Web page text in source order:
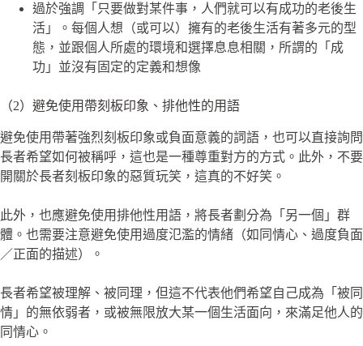
過於強調「只要做對某件事，人們就可以有成功的老後生
活」。每個人想（或可以）擁有的老後生活有著多元的型
態，並跟個人所處的環境和選擇息息相關，所謂的「成
功」並沒有固定的定義和想像
（2）避免使用帶刻板印象、排他性的用語
避免使用帶著強烈刻板印象或負面意義的詞語，也可以直接詢問
長者希望如何被稱呼，這也是一種尊重對方的方式。此外，不要
開關於長者刻板印象的惡質玩笑，這真的不好笑。
此外，也應避免使用排他性用語，將長者劃分為「另一個」群
體。也需要注意避免使用過度氾濫的情緒（如同情心、過度負面
／正面的描述）。
長者希望被理解、被同理，但這不代表他們希望自己成為「被同
情」的無依弱者，或被無限放大某一個生活面向，來滿足他人的
同情心。